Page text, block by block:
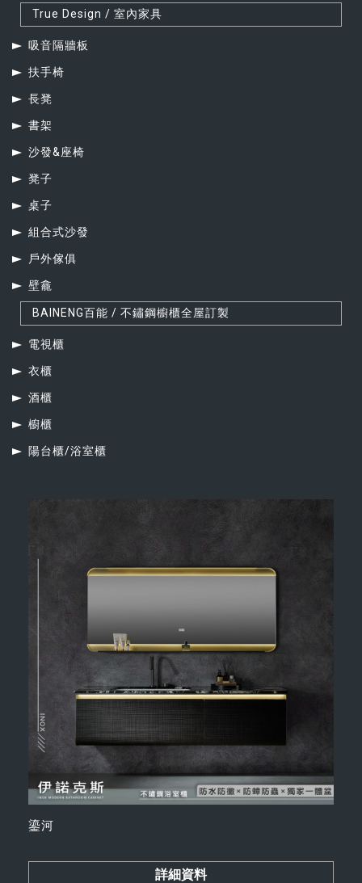
True Design / 室內家具
吸音隔牆板
扶手椅
長凳
書架
沙發&座椅
凳子
桌子
組合式沙發
戶外傢俱
壁龕
BAINENG百能 / 不鏽鋼櫥櫃全屋訂製
電視櫃
衣櫃
酒櫃
櫥櫃
陽台櫃/浴室櫃
鎏河
詳細資料